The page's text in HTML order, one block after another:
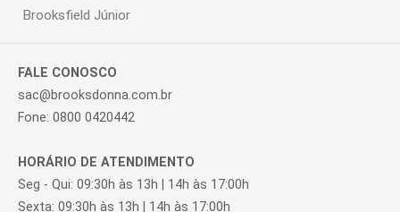
Brooksfield Júnior
FALE CONOSCO
sac@brooksdonna.com.br
Fone: 0800 0420442
HORÁRIO DE ATENDIMENTO
Seg - Qui: 09:30h às 13h | 14h às 17:00h
Sexta: 09:30h às 13h | 14h às 17:00h